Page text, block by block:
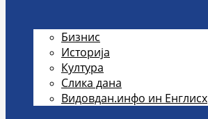
Бизнис
Историја
Култура
Слика дана
Видовдан.инфо ин Енглисх